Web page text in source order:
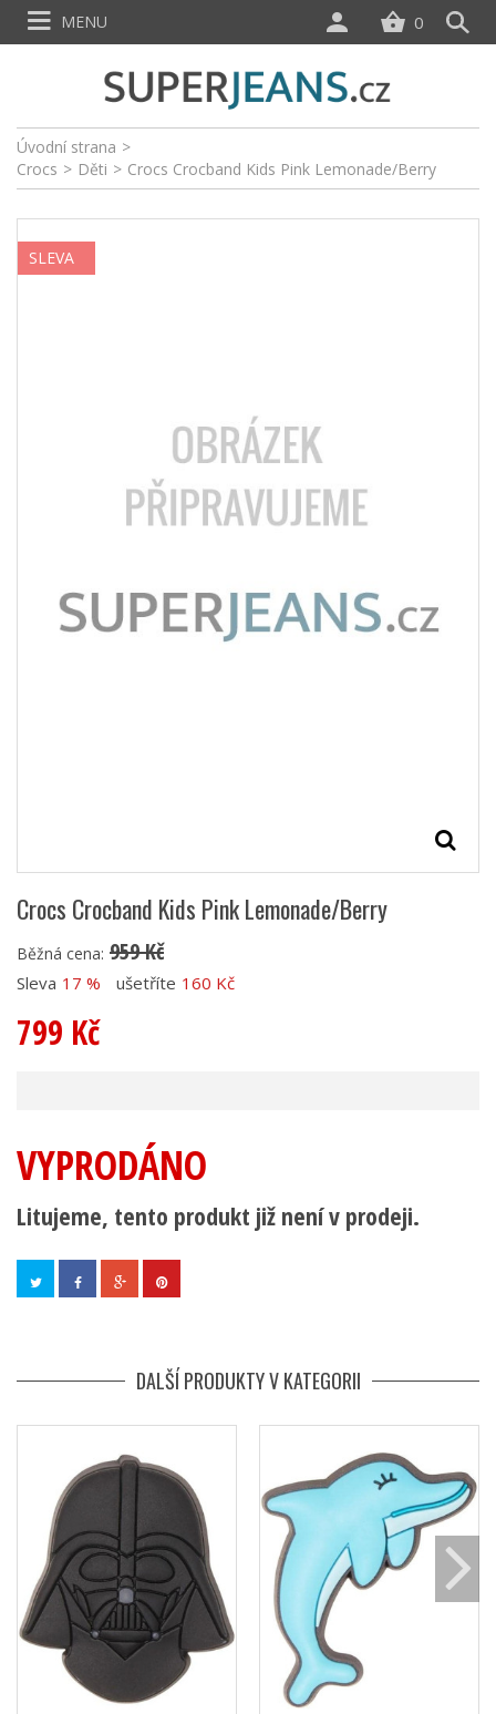
Úvodní strana >
Crocs > Děti > Crocs Crocband Kids Pink Lemonade/Berry
SLEVA
Crocs Crocband Kids Pink Lemonade/Berry
Běžná cena: 959 Kč
Sleva 17 % ušetříte 160 Kč
799 Kč
VYPRODÁNO
Litujeme, tento produkt již není v prodeji.
DALŠÍ PRODUKTY V KATEGORII
0
MENU